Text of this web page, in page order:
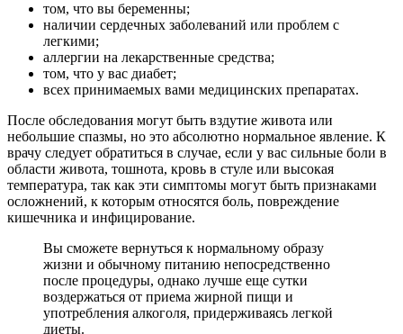
том, что вы беременны;
наличии сердечных заболеваний или проблем с
легкими;
аллергии на лекарственные средства;
том, что у вас диабет;
всех принимаемых вами медицинских препаратах.
После обследования могут быть вздутие живота или
небольшие спазмы, но это абсолютно нормальное явление. К
врачу следует обратиться в случае, если у вас сильные боли в
области живота, тошнота, кровь в стуле или высокая
температура, так как эти симптомы могут быть признаками
осложнений, к которым относятся боль, повреждение
кишечника и инфицирование.
Вы сможете вернуться к нормальному образу
жизни и обычному питанию непосредственно
после процедуры, однако лучше еще сутки
воздержаться от приема жирной пищи и
употребления алкоголя, придерживаясь легкой
диеты.